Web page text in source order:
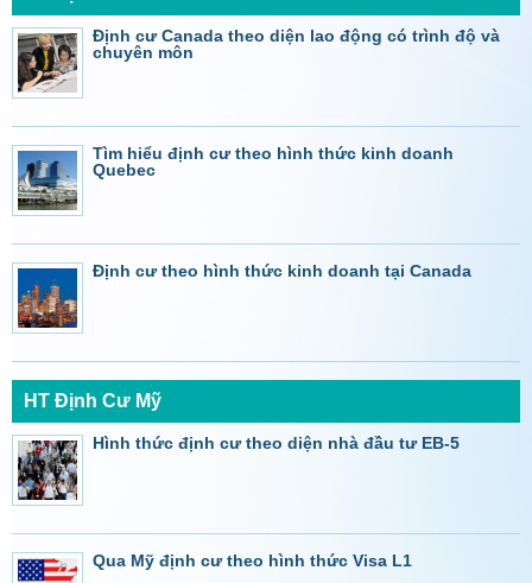
Định cư Canada theo diện lao động có trình độ và
chuyên môn
Tìm hiểu định cư theo hình thức kinh doanh
Quebec
Định cư theo hình thức kinh doanh tại Canada
HT Định Cư Mỹ
Hình thức định cư theo diện nhà đầu tư EB-5
Qua Mỹ định cư theo hình thức Visa L1